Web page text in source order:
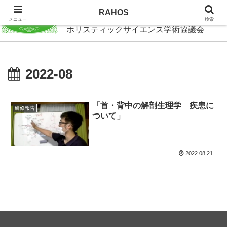
RAHOS
ホリスティックサイエンス学術協議会
2022-08
研修報告
「首・背中の解剖生理学 疾患に
ついて」
2022.08.21
メニュー
RAHOS
検索